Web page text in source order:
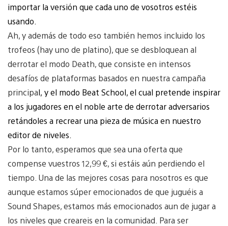
importar la versión que cada uno de vosotros estéis
usando.
Ah, y además de todo eso también hemos incluido los
trofeos (hay uno de platino), que se desbloquean al
derrotar el modo Death, que consiste en intensos
desafíos de plataformas basados en nuestra campaña
principal, y el modo Beat School, el cual pretende inspirar
a los jugadores en el noble arte de derrotar adversarios
retándoles a recrear una pieza de música en nuestro
editor de niveles.
Por lo tanto, esperamos que sea una oferta que
compense vuestros 12,99 €, si estáis aún perdiendo el
tiempo. Una de las mejores cosas para nosotros es que
aunque estamos súper emocionados de que juguéis a
Sound Shapes, estamos más emocionados aun de jugar a
los niveles que creareis en la comunidad. Para ser